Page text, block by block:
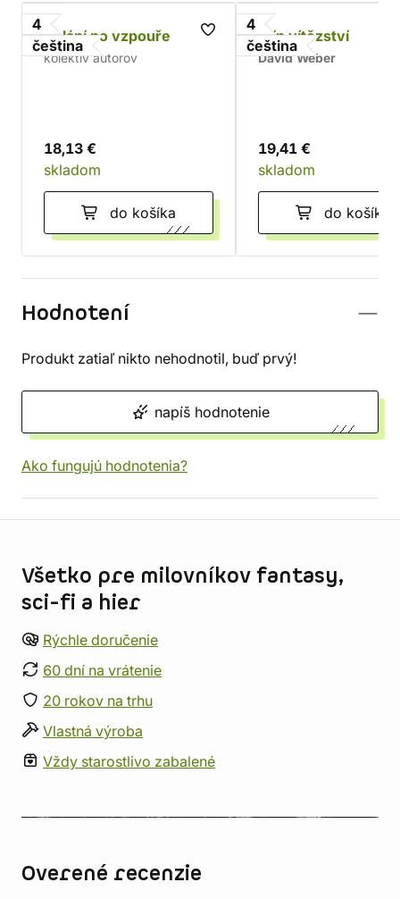
4
čeština
Volání po vzpouře
kolektív autorov
18,13 €
skladom
do košíka
4
čeština
Stín vítězství
David Weber
19,41 €
skladom
do košíka
Hodnotení
Produkt zatiaľ nikto nehodnotil, buď prvý!
napíš hodnotenie
Ako fungujú hodnotenia?
Všetko pre milovníkov fantasy,
sci-fi a hier
Rýchle doručenie
60 dní na vrátenie
20 rokov na trhu
Vlastná výroba
Vždy starostlivo zabalené
Overené recenzie